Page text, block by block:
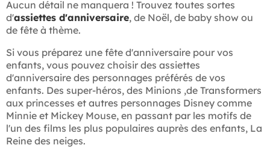
Aucun détail ne manquera ! Trouvez toutes sortes
d'assiettes d'anniversaire, de Noël, de baby show ou
de fête à thème.
Si vous préparez une fête d'anniversaire pour vos
enfants, vous pouvez choisir des assiettes
d'anniversaire des personnages préférés de vos
enfants. Des super-héros, des Minions ,de Transformers
aux princesses et autres personnages Disney comme
Minnie et Mickey Mouse, en passant par les motifs de
l'un des films les plus populaires auprès des enfants, La
Reine des neiges.